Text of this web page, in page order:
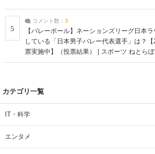
5
コメント数： 3
【バレーボール】ネーションズリーグ日本
している「日本男子バレー代表選手」は？
票実施中】（投票結果） | スポーツ ねとら
カテゴリ一覧
IT・科学
エンタメ